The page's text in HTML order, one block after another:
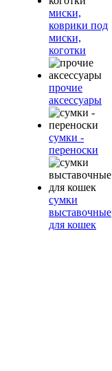
миски,
коврики под
миски,
коготки
прочие
аксессуары
сумки -
переноски
сумки
выставочные
для кошек